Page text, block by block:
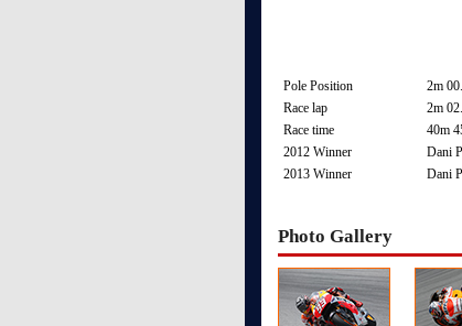
Pole Position
2m
Race lap
2m
Race time
40m
2012 Winner
Dani
2013 Winner
Dani
Photo Gallery